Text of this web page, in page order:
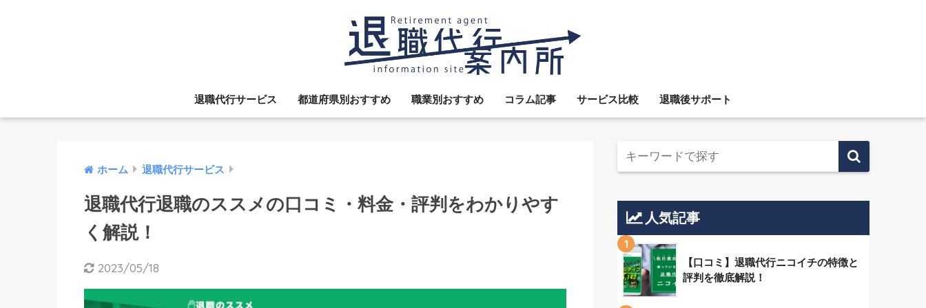
退職代行サービス 都道府県別おすすめ 職業別おすすめ コラム記事 サービス比較 退職後サポート
ホーム 退職代行サービス
退職代行退職のススメの口コミ・料金・評判をわかりやす
く解説！
2023/05/18
人気記事
1
【口コミ】退職代行ニコイチの特徴と
評判を徹底解説！